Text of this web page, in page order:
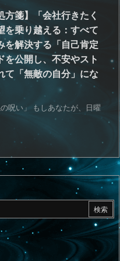
方箋】「会社行きたく
を乗り越える：すべて
を解決する「自己肯定
を公開し、不安やスト
て「無敵の自分」にな
呪い」 もしあなたが、日曜